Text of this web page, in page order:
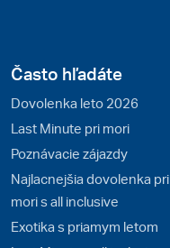
Často hľadáte
Dovolenka leto 2026
Last Minute pri mori
Poznávacie zájazdy
Najlacnejšia dovolenka pri
mori s all inclusive
Exotika s priamym letom